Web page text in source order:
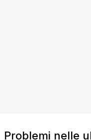
Problemi nelle